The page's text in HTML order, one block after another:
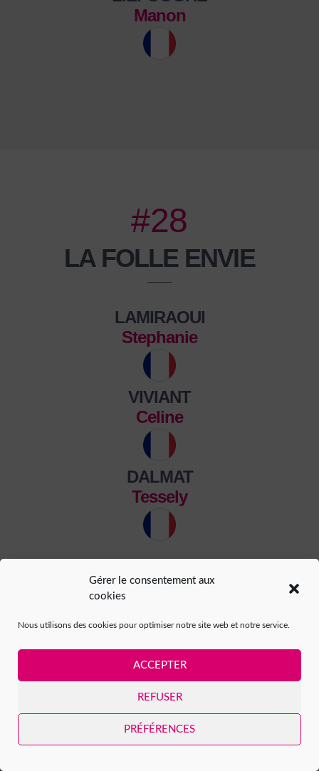
Gérer le consentement aux
cookies
Nous utilisons des cookies pour optimiser notre site web et notre service.
ACCEPTER
REFUSER
PRÉFÉRENCES
Manon
#28
LA FOLLE ENVIE
LAMIRAOUI
Stephanie
VIVIANT
Celine
DALMAT
Tessely
Suivez-nous sur :